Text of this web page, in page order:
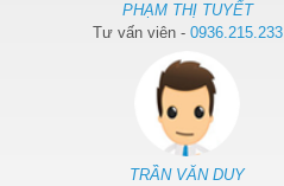
PHẠM THỊ TUYẾT
Tư vấn viên - 0936.215.233
TRẦN VĂN DUY